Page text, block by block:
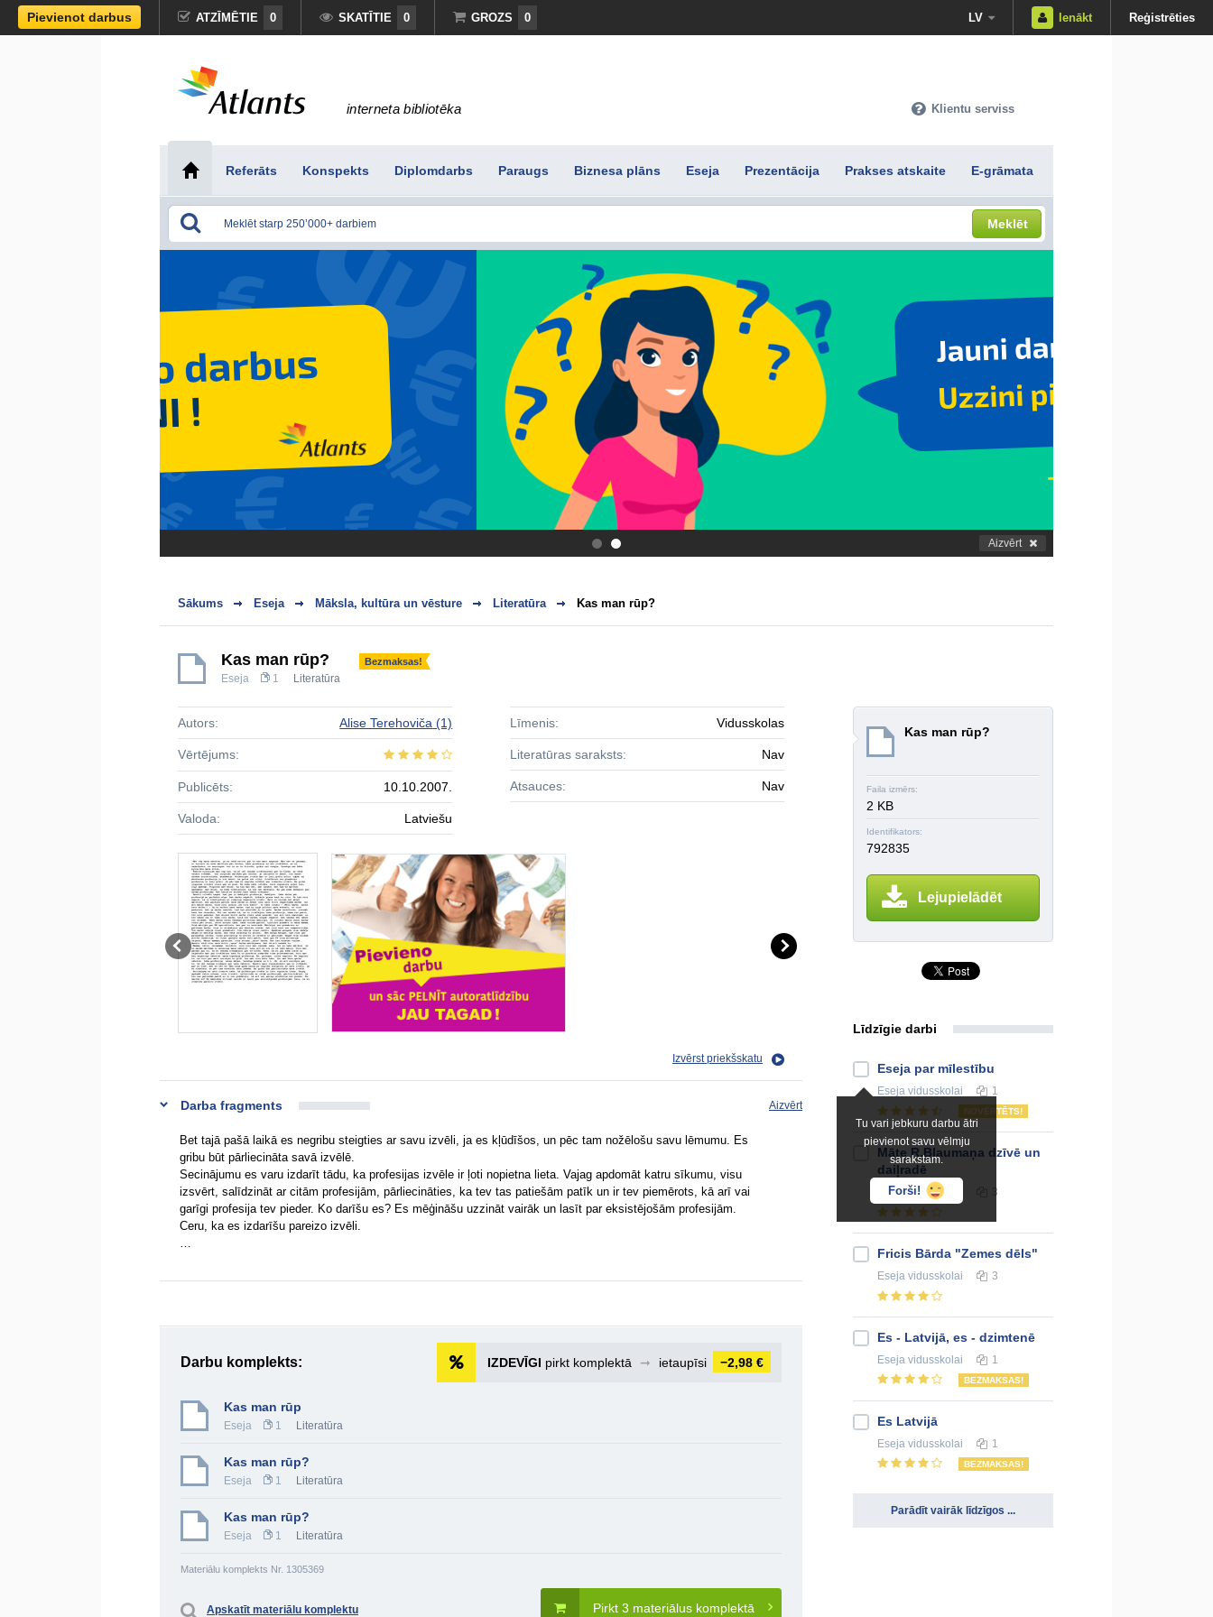
Pievienot darbus ATZĪMĒTIE 0 SKATĪTIE 0 GROZS 0 LV Ienākt Reģistrēties
interneta bibliotēka Klientu serviss
Referāts Konspekts Diplomdarbs Paraugs Biznesa plāns Eseja Prezentācija Prakses atskaite E-grāmata
Meklēt
. Aizvērt
Sākums Eseja Māksla, kultūra un vēsture Literatūra Kas man rūp?
Kas man rūp? Bezmaksas!
Eseja 1 Literatūra
Kas man rūp?
Faila izmērs:
2 KB
Identifikators:
792835
Lejupielādēt
Autors: Alise Terehoviča (1)
Vērtējums:
Publicēts: 10.10.2007.
Valoda: Latviešu
Līmenis: Vidusskolas
Literatūras saraksts: Nav
Atsauces: Nav
Izvērst priekšskatu
Darba fragments Aizvērt
Bet tajā pašā laikā es negribu steigties ar savu izvēli, ja es kļūdīšos, un pēc tam nožēlošu savu lēmumu. Es
gribu būt pārliecināta savā izvēlē.
Secinājumu es varu izdarīt tādu, ka profesijas izvēle ir ļoti nopietna lieta. Vajag apdomāt katru sīkumu, visu
izsvērt, salīdzināt ar citām profesijām, pārliecināties, ka tev tas patiešām patīk un ir tev piemērots, kā arī vai
garīgi profesija tev pieder. Ko darīšu es? Es mēģināšu uzzināt vairāk un lasīt par eksistējošām profesijām.
Ceru, ka es izdarīšu pareizo izvēli.
…
Darbu komplekts: IZDEVĪGI pirkt komplektā ➞ ietaupīsi −2,98 €
Kas man rūp
Eseja 1 Literatūra
Kas man rūp?
Eseja 1 Literatūra
Kas man rūp?
Eseja 1 Literatūra
Materiālu komplekts Nr. 1305369
Pirkt 3 materiālus komplektā
Apskatīt materiālu komplektu
Līdzīgie darbi
Tu vari jebkuru darbu ātri
pievienot savu vēlmju
sarakstam.
Forši!
Eseja par mīlestību
Eseja vidusskolai 1
NOVĒRTĒTS!
Māte R.Blaumaņa dzīvē un
daiļradē
Esejavidusskolai 3
Fricis Bārda "Zemes dēls"
Eseja vidusskolai 3
Es - Latvijā, es - dzimtenē
Eseja vidusskolai 1
BEZMAKSAS!
Es Latvijā
Eseja vidusskolai 1
BEZMAKSAS!
Parādīt vairāk līdzīgos ...